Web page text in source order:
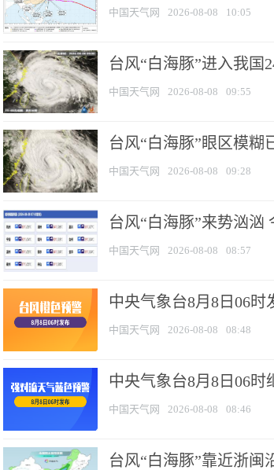
中国天气网 2026-08-08 10:05
台风“白海豚”进入我国
中国天气网 2026-08-08 09:55
台风“白海豚”眼区模糊
中国天气网 2026-08-08 09:28
台风“白海豚”来势汹汹
中国天气网 2026-08-08 08:57
中央气象台8月8日06时
中国天气网 2026-08-08 08:48
中央气象台8月8日06
中国天气网 2026-08-08 08:46
台风“白海豚”靠近浙闽